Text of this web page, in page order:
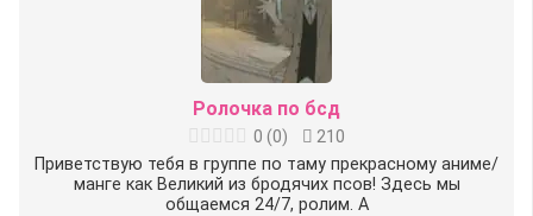
Ролочка по бсд
0 (0)
210
Приветствую тебя в группе по таму прекрасному аниме/
манге как Великий из бродячих псов! Здесь мы
общаемся 24/7, ролим. А